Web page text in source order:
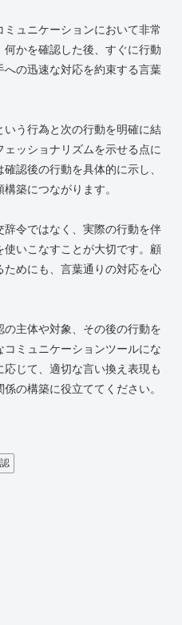
ミュニケーションにおいて非常
かを確認した後、すぐに行動
の迅速な対応を約束する言葉
う行為と次の行動を明確に結
ッショナリズムを示せる点に
認後の行動を具体的に示し、
築につながります。
令ではなく、実際の行動を伴
いこなすことが大切です。顧
めにも、言葉通りの対応を心
主体や対象、その後の行動を
ミュニケーションツールにな
じて、適切な言い換え表現も
の構築に役立ててください。